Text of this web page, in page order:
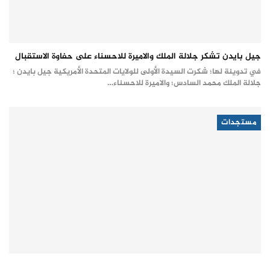
جيل بايدن تشكر جلالة الملك والاميرة للاحسناء على حفاوة الاستقبال
في تدوينة لها؛ شكرت السيدة الأولى للولايات المتحدة الأمريكية جيل بايدن ؛
جلالة الملك محمد السادس؛ والاميرة للاحسناء…
مستجدات